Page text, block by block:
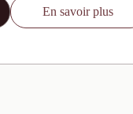
En savoir plus